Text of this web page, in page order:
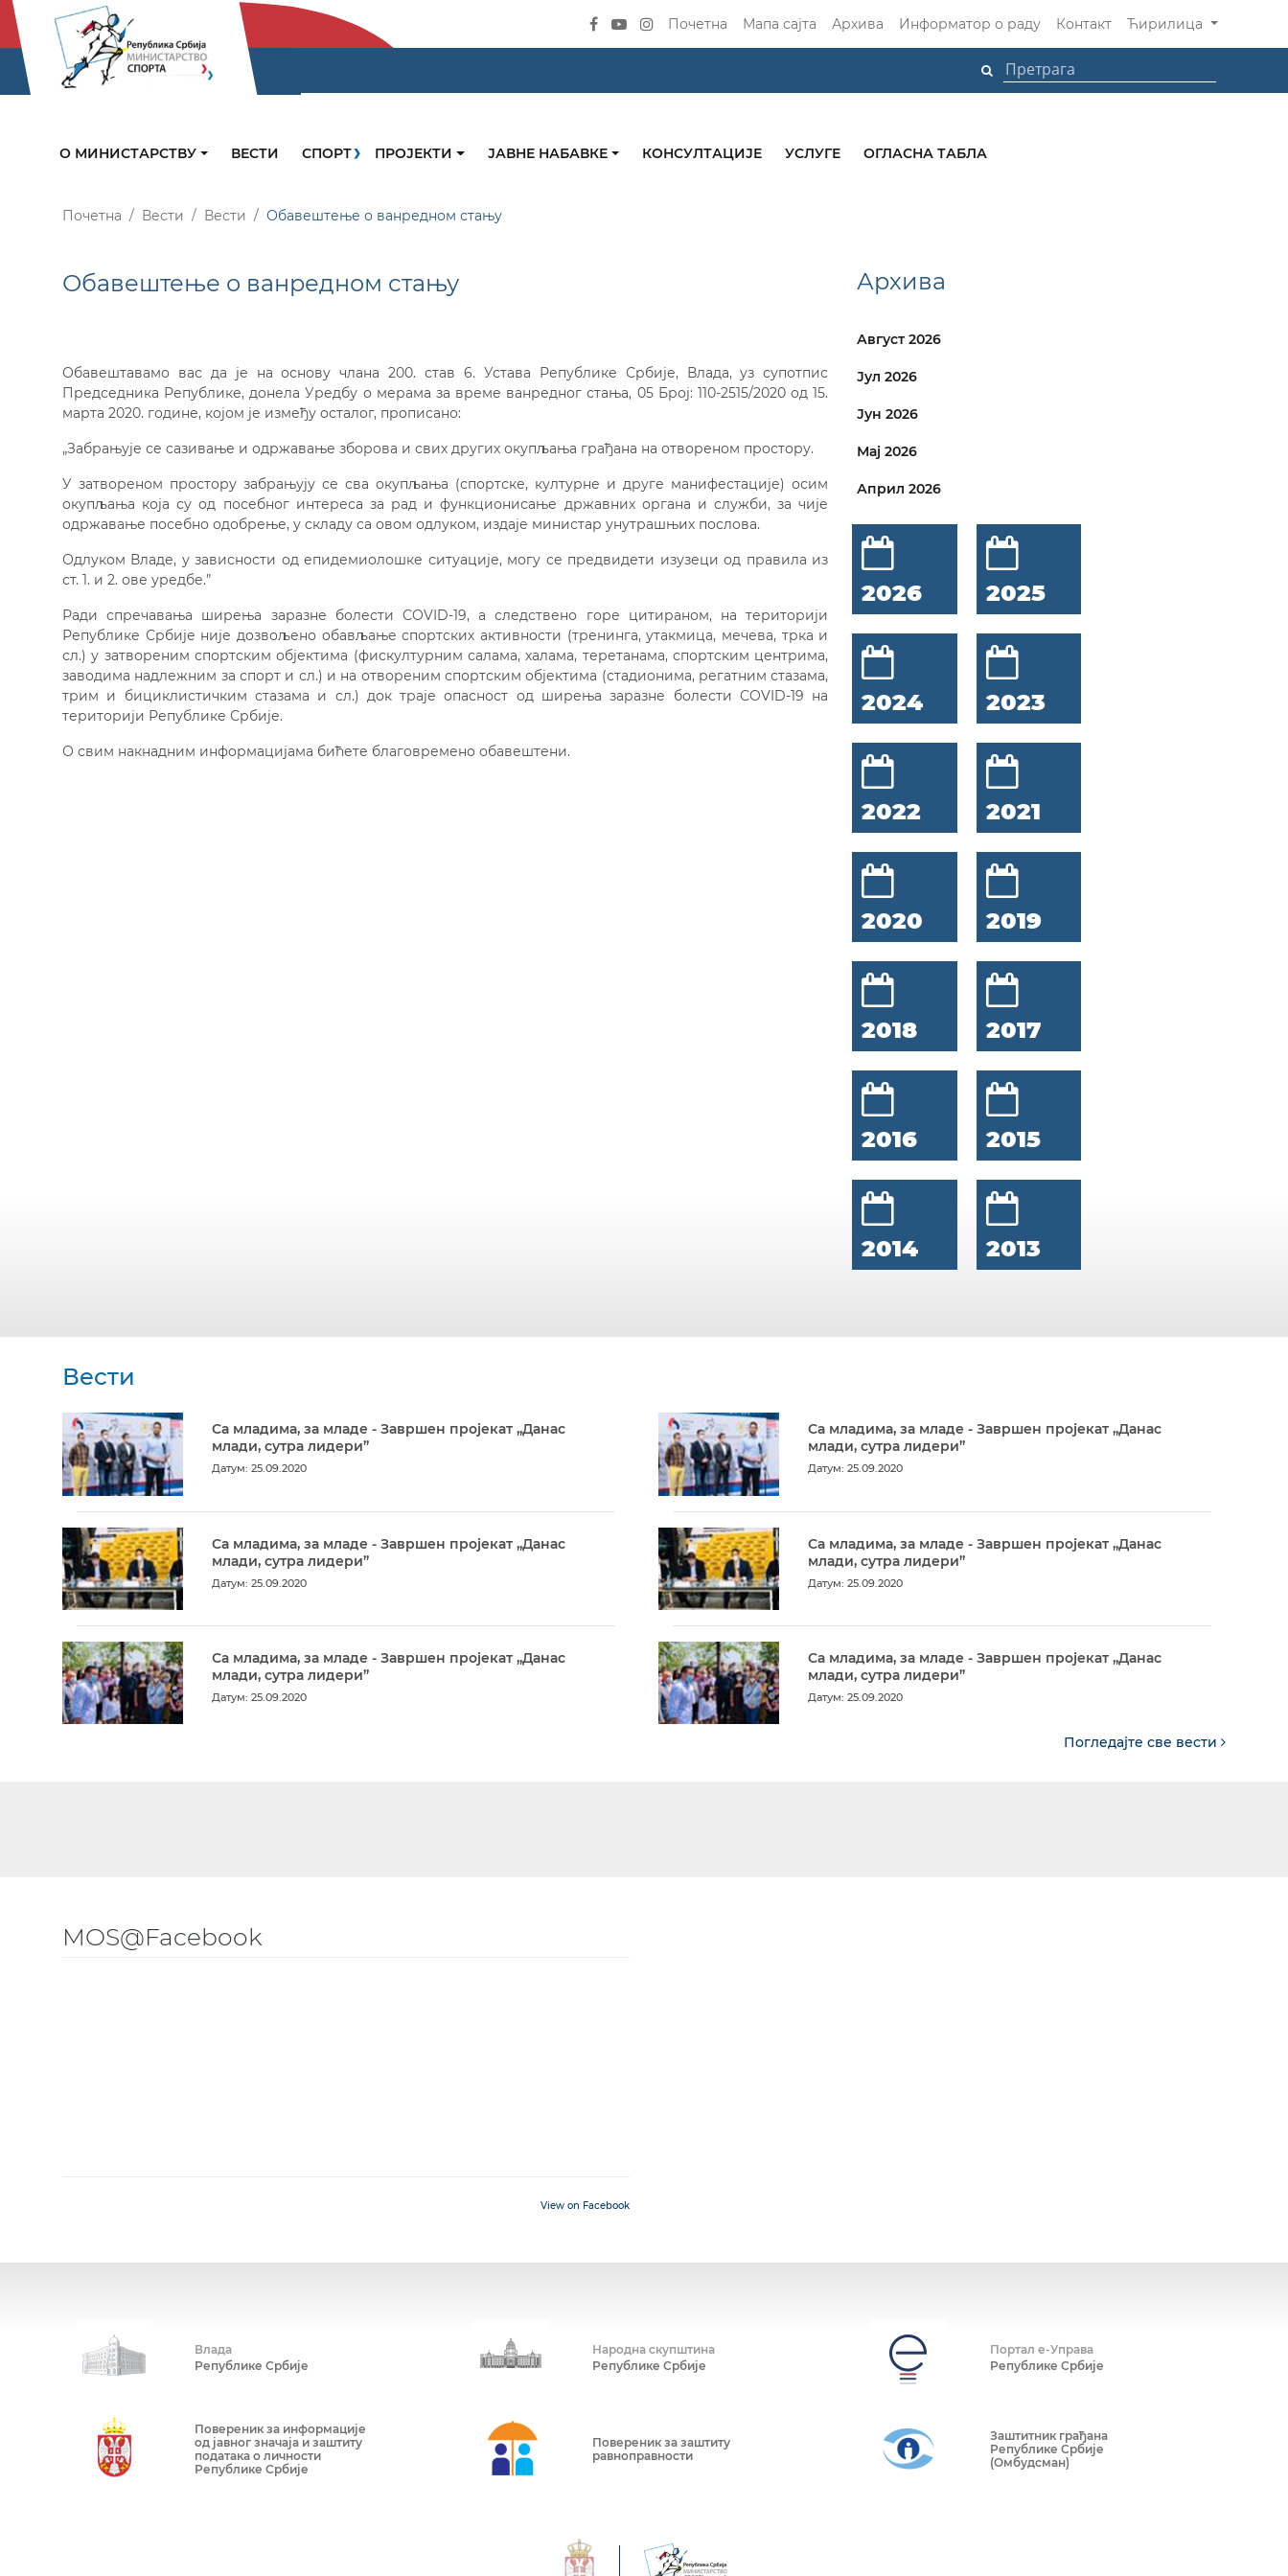
Почетна Мапа сајта Архива Информатор о раду Контакт Ћирилица
О МИНИСТАРСТВУ ВЕСТИ СПОРТ ПРОЈЕКТИ ЈАВНЕ НАБАВКЕ КОНСУЛТАЦИЈЕ УСЛУГЕ ОГЛАСНА ТАБЛА
Почетна Вести Вести Обавештење о ванредном стању
Обавештење о ванредном стању
Обавештавамо вас да је на основу члана 200. став 6. Устава Републике Србије, Влада, уз супотпис
Председника Републике, донела Уредбу о мерама за време ванредног стања, 05 Број: 110-2515/2020 од 15.
марта 2020. године, којом је између осталог, прописано:
„Забрањује се сазивање и одржавање зборова и свих других окупљања грађана на отвореном простору.
У затвореном простору забрањују се сва окупљања (спортске, културне и друге манифестације) осим
окупљања која су од посебног интереса за рад и функционисање државних органа и служби, за чије
одржавање посебно одобрење, у складу са овом одлуком, издаје министар унутрашњих послова.
Одлуком Владе, у зависности од епидемиолошке ситуације, могу се предвидети изузеци од правила из
ст. 1. и 2. ове уредбе.”
Ради спречавања ширења заразне болести COVID-19, а следствено горе цитираном, на територији
Републике Србије није дозвољено обављање спортских активности (тренинга, утакмица, мечева, трка и
сл.) у затвореним спортским објектима (фискултурним салама, халама, теретанама, спортским центрима,
заводима надлежним за спорт и сл.) и на отвореним спортским објектима (стадионима, регатним стазама,
трим и бициклистичким стазама и сл.) док траје опасност од ширења заразне болести COVID-19 на
територији Републике Србије.
О свим накнадним информацијама бићете благовремено обавештени.
Архива
Август 2026
Јул 2026
Јун 2026
Мај 2026
Април 2026
2026 2025
2024 2023
2022 2021
2020 2019
2018 2017
2016 2015
2014 2013
Вести
Са младима, за младе - Завршен пројекат „Данас
млади, сутра лидери”
Датум: 25.09.2020
Са младима, за младе - Завршен пројекат „Данас
млади, сутра лидери”
Датум: 25.09.2020
Са младима, за младе - Завршен пројекат „Данас
млади, сутра лидери”
Датум: 25.09.2020
Са младима, за младе - Завршен пројекат „Данас
млади, сутра лидери”
Датум: 25.09.2020
Са младима, за младе - Завршен пројекат „Данас
млади, сутра лидери”
Датум: 25.09.2020
Са младима, за младе - Завршен пројекат „Данас
млади, сутра лидери”
Датум: 25.09.2020
Погледајте све вести
MOS@Facebook
View on Facebook
Влада
Републике Србије
Народна скупштина
Републике Србије
Портал е-Управа
Републике Србије
Повереник за информације
од јавног значаја и заштиту
података о личности
Републике Србије
Повереник за заштиту
равноправности
Заштитник грађана
Републике Србије
(Омбудсман)